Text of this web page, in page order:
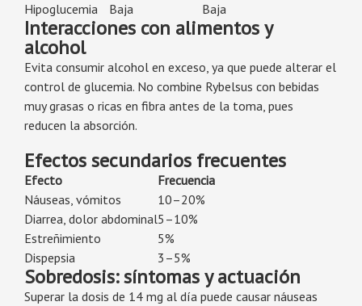
Hipoglucemia
Baja Baja
Interacciones con alimentos y
alcohol
Evita consumir alcohol en exceso, ya que puede alterar el
control de glucemia. No combine Rybelsus con bebidas
muy grasas o ricas en fibra antes de la toma, pues
reducen la absorción.
Efectos secundarios frecuentes
Efecto
Frecuencia
Náuseas, vómitos
10–20%
Diarrea, dolor abdominal5–10%
Estreñimiento
5%
Dispepsia
3–5%
Sobredosis: síntomas y actuación
Superar la dosis de 14 mg al día puede causar náuseas